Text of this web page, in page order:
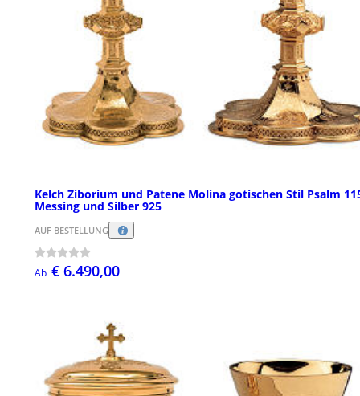
Kelch Ziborium und Patene Molina gotischen Stil Psalm
Messing und Silber 925
AUF BESTELLUNG
Ab € 6.490,00